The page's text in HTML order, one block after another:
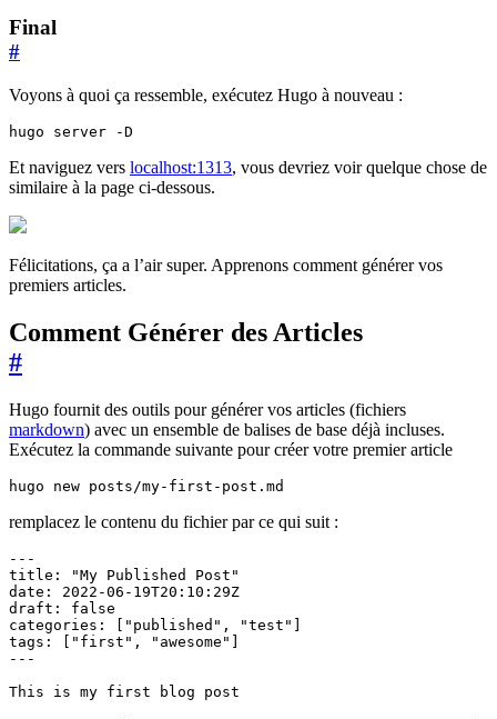
Final
#
Voyons à quoi ça ressemble, exécutez Hugo à nouveau :
hugo server -D
Et naviguez vers localhost:1313, vous devriez voir quelque chose de
similaire à la page ci-dessous.
Félicitations, ça a l’air super. Apprenons comment générer vos
premiers articles.
Comment Générer des Articles
#
Hugo fournit des outils pour générer vos articles (fichiers
markdown) avec un ensemble de balises de base déjà incluses.
Exécutez la commande suivante pour créer votre premier article
hugo new posts/my-first-post.md
remplacez le contenu du fichier par ce qui suit :
This is my first blog post